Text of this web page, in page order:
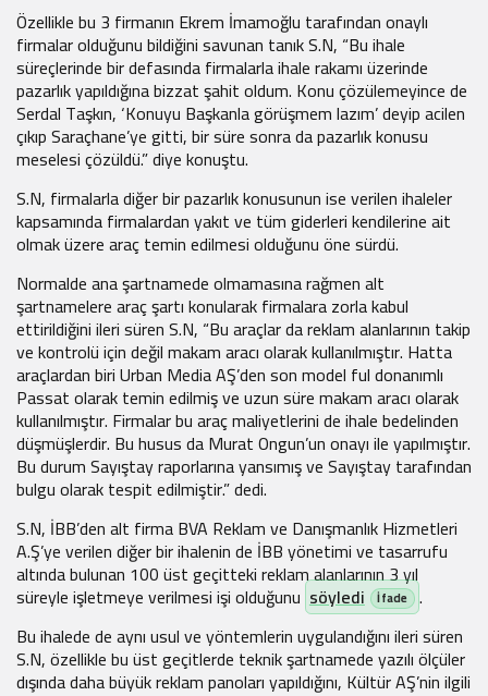
Özellikle bu 3 firmanın Ekrem İmamoğlu tarafından onaylı
firmalar olduğunu bildiğini savunan tanık S.N, “Bu ihale
süreçlerinde bir defasında firmalarla ihale rakamı üzerinde
pazarlık yapıldığına bizzat şahit oldum. Konu çözülemeyince de
Serdal Taşkın, ‘Konuyu Başkanla görüşmem lazım’ deyip acilen
çıkıp Saraçhane’ye gitti, bir süre sonra da pazarlık konusu
meselesi çözüldü.” diye konuştu.
S.N, firmalarla diğer bir pazarlık konusunun ise verilen ihaleler
kapsamında firmalardan yakıt ve tüm giderleri kendilerine ait
olmak üzere araç temin edilmesi olduğunu öne sürdü.
Normalde ana şartnamede olmamasına rağmen alt
şartnamelere araç şartı konularak firmalara zorla kabul
ettirildiğini ileri süren S.N, “Bu araçlar da reklam alanlarının takip
ve kontrolü için değil makam aracı olarak kullanılmıştır. Hatta
araçlardan biri Urban Media AŞ’den son model ful donanımlı
Passat olarak temin edilmiş ve uzun süre makam aracı olarak
kullanılmıştır. Firmalar bu araç maliyetlerini de ihale bedelinden
düşmüşlerdir. Bu husus da Murat Ongun’un onayı ile yapılmıştır.
Bu durum Sayıştay raporlarına yansımış ve Sayıştay tarafından
bulgu olarak tespit edilmiştir.” dedi.
S.N, İBB’den alt firma BVA Reklam ve Danışmanlık Hizmetleri
A.Ş’ye verilen diğer bir ihalenin de İBB yönetimi ve tasarrufu
altında bulunan 100 üst geçitteki reklam alanlarının 3 yıl
süreyle işletmeye verilmesi işi olduğunu söyledi
.
Bu ihalede de aynı usul ve yöntemlerin uygulandığını ileri süren
S.N, özellikle bu üst geçitlerde teknik şartnamede yazılı ölçüler
dışında daha büyük reklam panoları yapıldığını, Kültür AŞ’nin ilgili